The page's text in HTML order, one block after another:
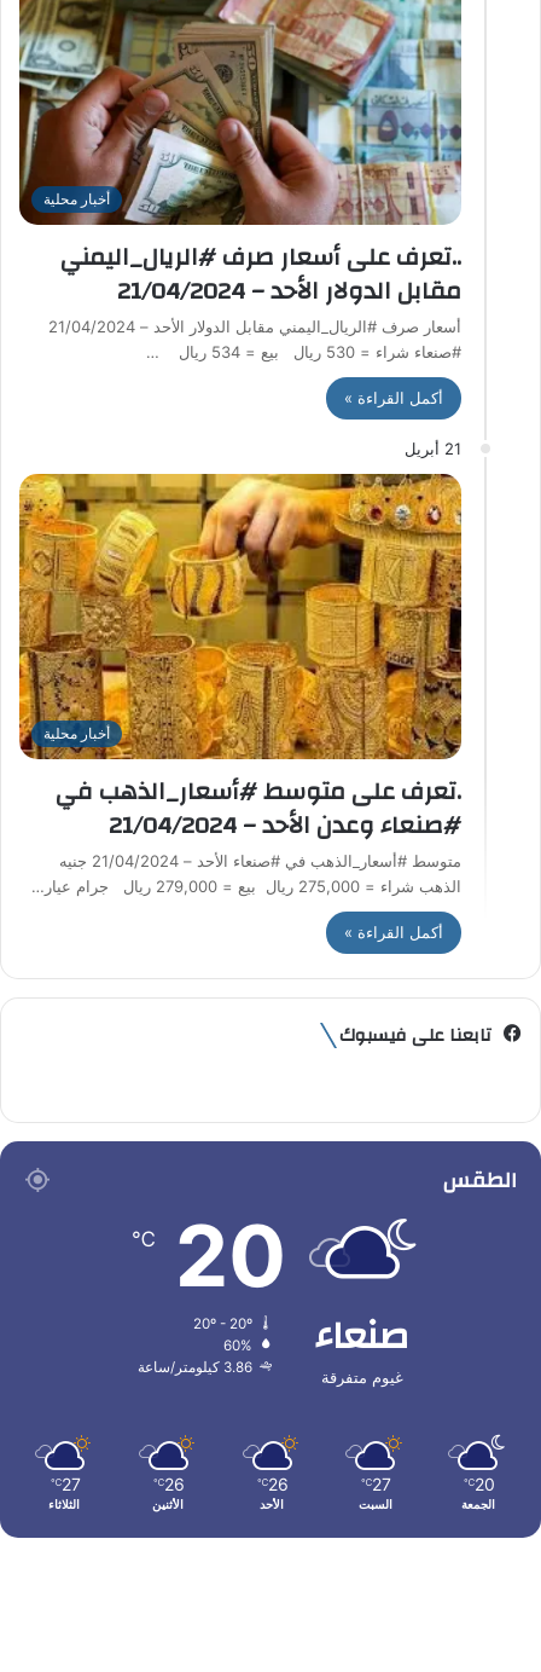
أخبار محلية
..تعرف على أسعار صرف #الريال_اليمني
مقابل الدولار الأحد – 21/04/2024
أسعار صرف #الريال_اليمني مقابل الدولار الأحد – 21/04/2024
#صنعاء شراء = 530 ريال بيع = 534 ريال …
أكمل القراءة »
21 أبريل
أخبار محلية
.تعرف على متوسط #أسعار_الذهب في
#صنعاء وعدن الأحد – 21/04/2024
متوسط #أسعار_الذهب في #صنعاء الأحد – 21/04/2024 جنيه
الذهب شراء = 275,000 ريال بيع = 279,000 ريال جرام عيار…
أكمل القراءة »
تابعنا على فيسبوك
الطقس
صنعاء
غيوم متفرقة
20
℃
60%
3.86 كيلومتر/ساعة
20
℃
الجمعة
27
℃
السبت
26
℃
الأحد
26
℃
الأثنين
27
℃
الثلاثاء